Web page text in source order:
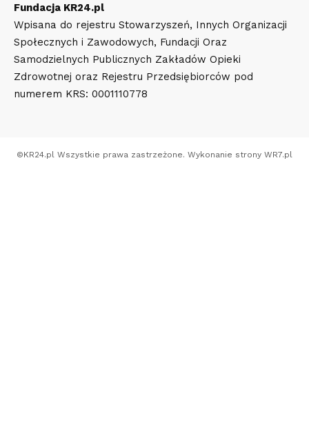
Fundacja KR24.pl
Wpisana do rejestru Stowarzyszeń, Innych Organizacji
Społecznych i Zawodowych, Fundacji Oraz
Samodzielnych Publicznych Zakładów Opieki
Zdrowotnej oraz Rejestru Przedsiębiorców pod
numerem KRS: 0001110778
©KR24.pl Wszystkie prawa zastrzeżone. Wykonanie strony WR7.pl